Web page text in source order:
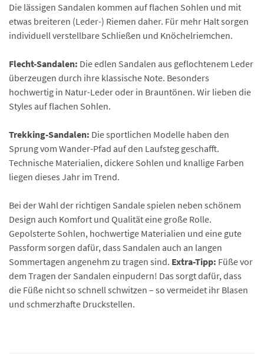
Die lässigen Sandalen kommen auf flachen Sohlen und mit
etwas breiteren (Leder-) Riemen daher. Für mehr Halt sorgen
individuell verstellbare Schließen und Knöchelriemchen.
Flecht-Sandalen: Die edlen Sandalen aus geflochtenem Leder
überzeugen durch ihre klassische Note. Besonders
hochwertig in Natur-Leder oder in Brauntönen. Wir lieben die
Styles auf flachen Sohlen.
Trekking-Sandalen: Die sportlichen Modelle haben den
Sprung vom Wander-Pfad auf den Laufsteg geschafft.
Technische Materialien, dickere Sohlen und knallige Farben
liegen dieses Jahr im Trend.
Bei der Wahl der richtigen Sandale spielen neben schönem
Design auch Komfort und Qualität eine große Rolle.
Gepolsterte Sohlen, hochwertige Materialien und eine gute
Passform sorgen dafür, dass Sandalen auch an langen
Sommertagen angenehm zu tragen sind. Extra-Tipp: Füße vor
dem Tragen der Sandalen einpudern! Das sorgt dafür, dass
die Füße nicht so schnell schwitzen – so vermeidet ihr Blasen
und schmerzhafte Druckstellen.